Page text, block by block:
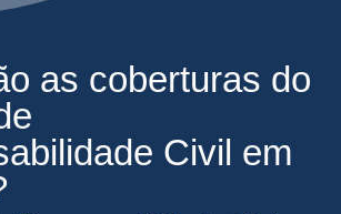
as coberturas do
Civil em